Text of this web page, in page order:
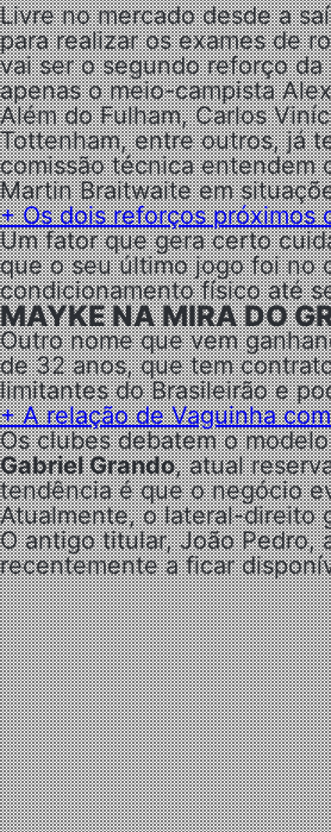
Livre no mercado desde a
para realizar os exames de
vai ser o segundo reforço
apenas o meio-campista
Além do Fulham, Carlos
Tottenham, entre outros, já
comissão técnica entendem
Martin Braitwaite em
+Os dois reforços próximos
Um fator que gera certo
que o seu último jogo foi no
condicionamento físico até
MAYKE NA MIRA DO
Outro nome que vem
de 32 anos, que tem
limitantes do Brasileirão e
+A relação de Vaguinha
Os clubes debatem o
Gabriel Grando, atual
tendência é que o negócio
Atualmente, o lateral-direito
O antigo titular, João Pedro,
recentemente a ficar